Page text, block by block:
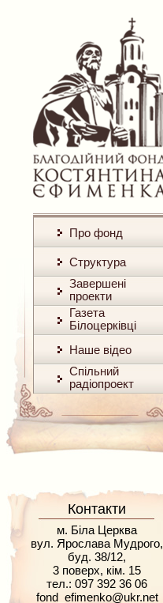
Про фонд
Структура
Завершені
проекти
Газета
Білоцерківці
Наше відео
Спільний
радіопроект
Контакти
м. Біла Церква
вул. Ярослава Мудрого,
буд. 38/12,
3 поверх, кім. 15
тел.: 097 392 36 06
fond_efimenko@ukr.net